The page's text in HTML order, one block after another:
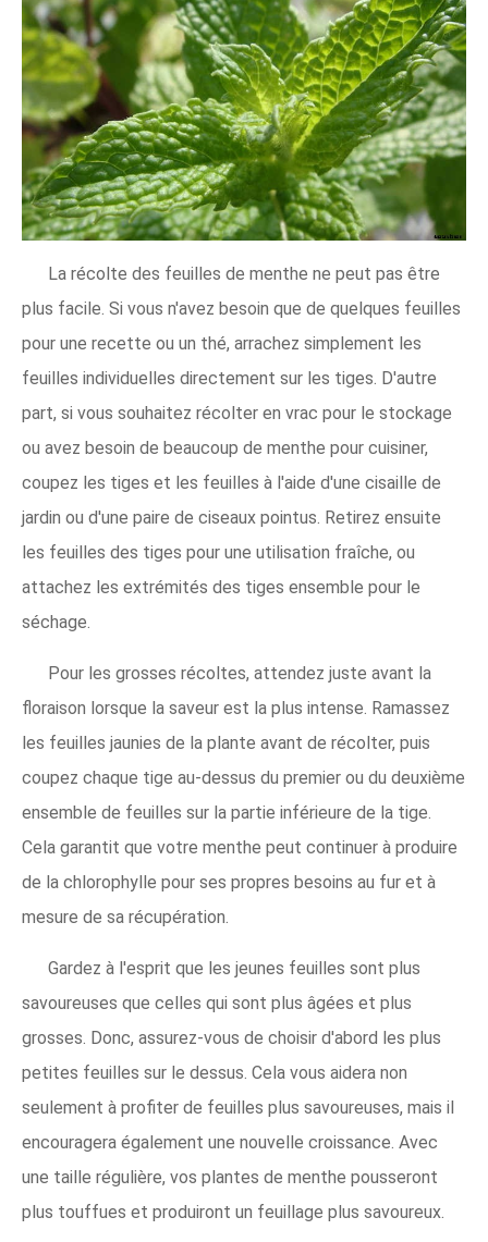
La récolte des feuilles de menthe ne peut pas être
plus facile. Si vous n'avez besoin que de quelques feuilles
pour une recette ou un thé, arrachez simplement les
feuilles individuelles directement sur les tiges. D'autre
part, si vous souhaitez récolter en vrac pour le stockage
ou avez besoin de beaucoup de menthe pour cuisiner,
coupez les tiges et les feuilles à l'aide d'une cisaille de
jardin ou d'une paire de ciseaux pointus. Retirez ensuite
les feuilles des tiges pour une utilisation fraîche, ou
attachez les extrémités des tiges ensemble pour le
séchage.
Pour les grosses récoltes, attendez juste avant la
floraison lorsque la saveur est la plus intense. Ramassez
les feuilles jaunies de la plante avant de récolter, puis
coupez chaque tige au-dessus du premier ou du deuxième
ensemble de feuilles sur la partie inférieure de la tige.
Cela garantit que votre menthe peut continuer à produire
de la chlorophylle pour ses propres besoins au fur et à
mesure de sa récupération.
Gardez à l'esprit que les jeunes feuilles sont plus
savoureuses que celles qui sont plus âgées et plus
grosses. Donc, assurez-vous de choisir d'abord les plus
petites feuilles sur le dessus. Cela vous aidera non
seulement à profiter de feuilles plus savoureuses, mais il
encouragera également une nouvelle croissance. Avec
une taille régulière, vos plantes de menthe pousseront
plus touffues et produiront un feuillage plus savoureux.